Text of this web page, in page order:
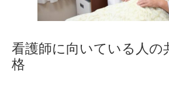
看護師に向いている人の
格